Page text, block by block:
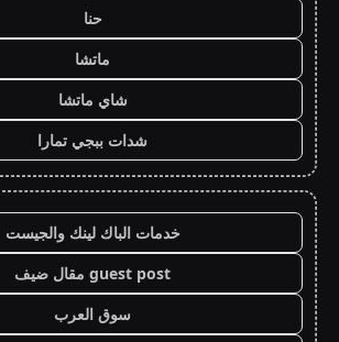
حنا
ماتشا
شاي ماتشا
شدات ببجي تمارا
خدمات الباك لينك والجيست
guest post مقال ضيف
سوق العرب